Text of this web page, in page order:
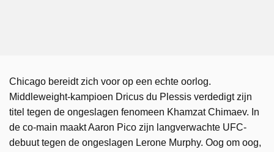
Chicago bereidt zich voor op een echte oorlog.
Middleweight-kampioen Dricus du Plessis verdedigt zijn
titel tegen de ongeslagen fenomeen Khamzat Chimaev. In
de co-main maakt Aaron Pico zijn langverwachte UFC-
debuut tegen de ongeslagen Lerone Murphy. Oog om oog,